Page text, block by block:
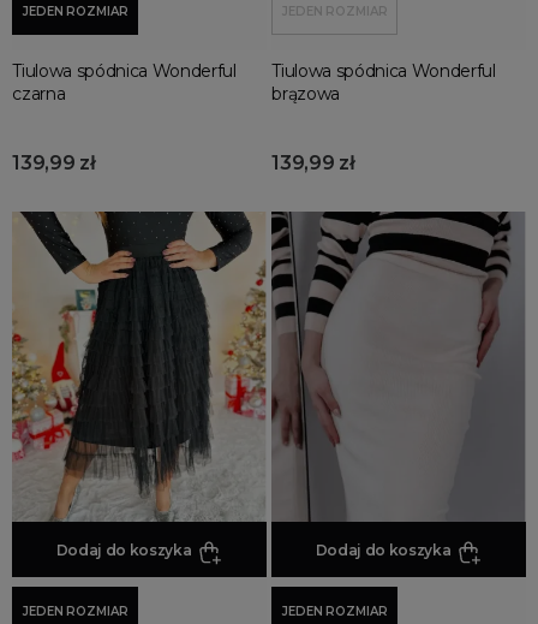
JEDEN ROZMIAR
Tiulowa spódnica Wonderful
czarna
139,99 zł
JEDEN ROZMIAR
Tiulowa spódnica Wonderful
brązowa
139,99 zł
Dodaj do koszyka
JEDEN ROZMIAR
Dodaj do koszyka
JEDEN ROZMIAR